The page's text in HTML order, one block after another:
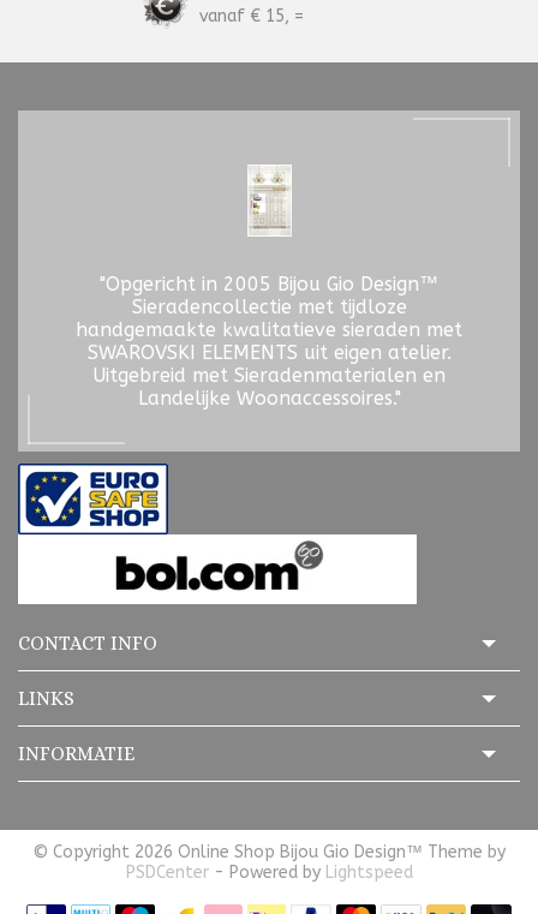
vanaf € 15, =
"Opgericht in 2005 Bijou Gio Design™
Sieradencollectie met tijdloze
handgemaakte kwalitatieve sieraden met
SWAROVSKI ELEMENTS uit eigen atelier.
Uitgebreid met Sieradenmaterialen en
Landelijke Woonaccessoires."
CONTACT INFO
LINKS
INFORMATIE
© Copyright 2026 Online Shop Bijou Gio Design™ Theme by
PSDCenter- Powered by Lightspeed